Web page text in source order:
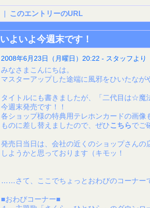
| このエントリーのURL
いよいよ今週末です！
2008年6月23日（月曜日）20:22 - スタッフより
みなさまこんにちは。
マスターアップした途端に風邪をひいたな
タイトルにも書きましたが、「二代目は☆魔
今週末発売です！！
各ショップ様の特典用テレホンカードの画像
ものに差し替えましたので、ぜひこちらでご
発売日当日は、会社の近くのショップさんの
しようかと思っております（キモッ！
……さて、ここでちょっとおわびのコーナー
■おわびコーナー■